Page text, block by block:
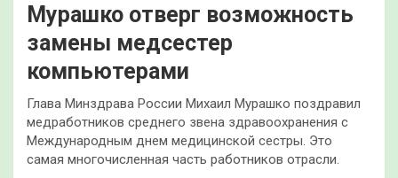
Мурашко отверг возможность
замены медсестер
компьютерами
Глава Минздрава России Михаил Мурашко поздравил
медработников среднего звена здравоохранения с
Международным днем медицинской сестры. Это
самая многочисленная часть работников отрасли.